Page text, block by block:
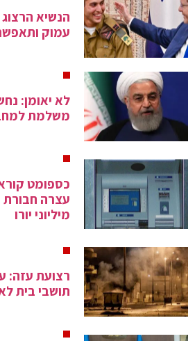
הנשיא
עמוק
לא יאומן:
משלמת
כספומט
עצרה חבורת
מיליוני יורו
רצועת עזה:
תושבי בית